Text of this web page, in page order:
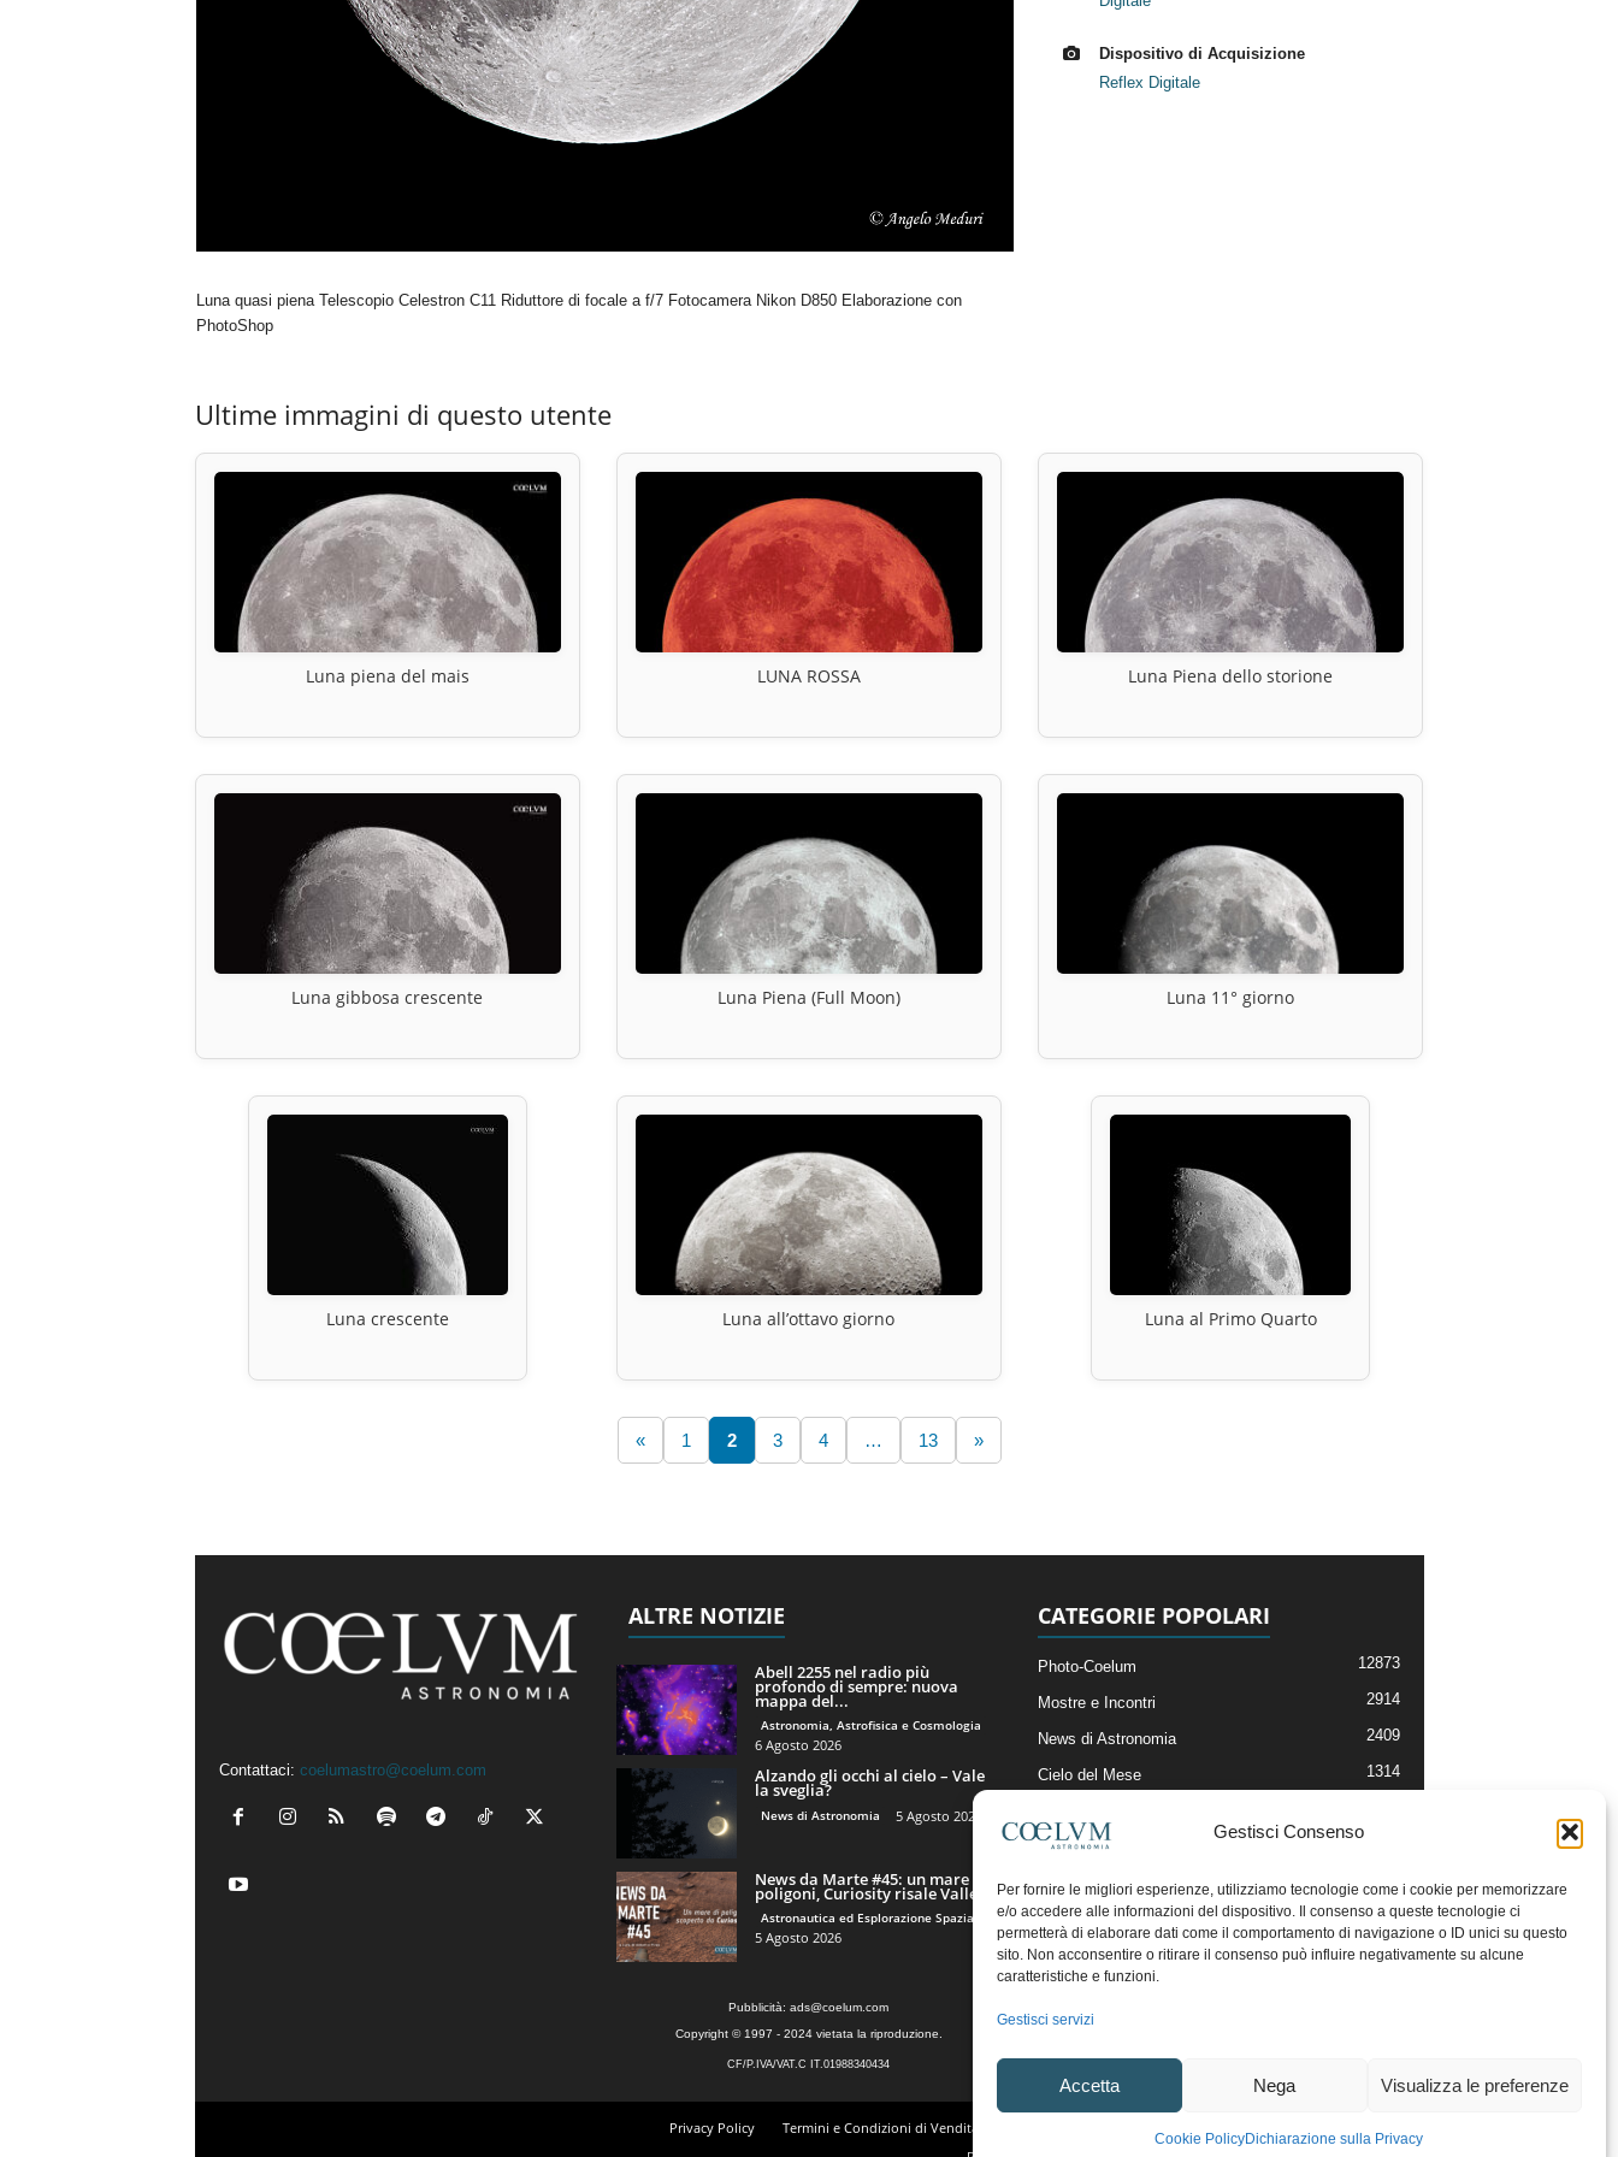
Gestisci Consenso
Per fornire le migliori esperienze, utilizziamo tecnologie come i cookie per memorizzare
e/o accedere alle informazioni del dispositivo. Il consenso a queste tecnologie ci
permetterà di elaborare dati come il comportamento di navigazione o ID unici su questo
sito. Non acconsentire o ritirare il consenso può influire negativamente su alcune
caratteristiche e funzioni.
Gestisci servizi
Accetta Nega Visualizza le preferenze
Cookie PolicyDichiarazione sulla Privacy
Luna quasi piena Telescopio Celestron C11 Riduttore di focale a f/7 Fotocamera Nikon D850 Elaborazione con
PhotoShop
Dispositivo di Acquisizione
Reflex Digitale
Ultime immagini di questo utente
Luna piena del mais LUNA ROSSA Luna Piena dello storione
Luna gibbosa crescente Luna Piena (Full Moon) Luna 11° giorno
Luna crescente Luna all’ottavo giorno Luna al Primo Quarto
« 1 2 3 4 … 13 »
Contattaci: coelumastro@coelum.com
ALTRE NOTIZIE
Abell 2255 nel radio più
profondo di sempre: nuova
mappa del...
Astronomia, Astrofisica e Cosmologia
6 Agosto 2026
Alzando gli occhi al cielo – Vale
la sveglia?
News di Astronomia 5 Agosto 2026
News da Marte #45: un mare di
poligoni, Curiosity risale Valle...
Astronautica ed Esplorazione Spaziale
5 Agosto 2026
CATEGORIE POPOLARI
Photo-Coelum 12873
Mostre e Incontri 2914
News di Astronomia 2409
Cielo del Mese 1314
Articoli e Risorse On-Line
Il Blog della Redazione
Pubblicità: ads@coelum.com
Copyright © 1997 - 2024 vietata la riproduzione.
CF/P.IVA/VAT.C IT.01988340434
Privacy Policy Termini e Condizioni di Vendita